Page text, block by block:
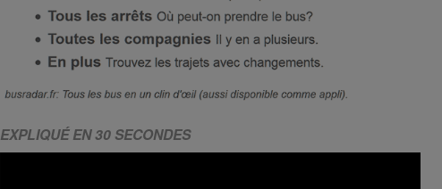
EXPLIQUÉ EN 30 SECONDES